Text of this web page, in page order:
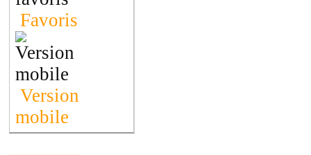
Favoris
Version
mobile